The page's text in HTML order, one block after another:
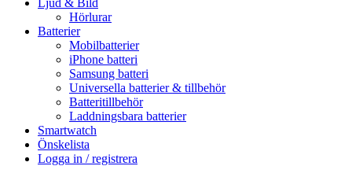
Hörlurar
Batterier
Mobilbatterier
iPhone batteri
Samsung batteri
Universella batterier & tillbehör
Batteritillbehör
Laddningsbara batterier
Smartwatch
Önskelista
Logga in / registrera